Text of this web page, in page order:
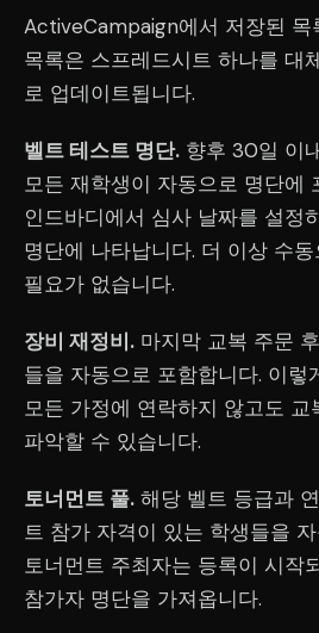
ActiveCampaign에서 저장된 목
목록은 스프레드시트 하나를 대
로 업데이트됩니다.
벨트 테스트 명단. 향후 30일 이
모든 재학생이 자동으로 명단에
인드바디에서 심사 날짜를 설정
명단에 나타납니다. 더 이상 수
필요가 없습니다.
장비 재정비. 마지막 교복 주문
들을 자동으로 포함합니다. 이렇
모든 가정에 연락하지 않고도
파악할 수 있습니다.
토너먼트 풀. 해당 벨트 등급과
트 참가 자격이 있는 학생들을
토너먼트 주최자는 등록이 시작
참가자 명단을 가져옵니다.